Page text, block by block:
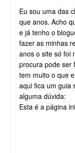
Eu sou uma das
que anos. Acho
e já tenho o
fazer as minhas
anos o site só foi
procura pode ser
tem muito o que
aqui fica um guia
alguma dúvida:
Esta é a página